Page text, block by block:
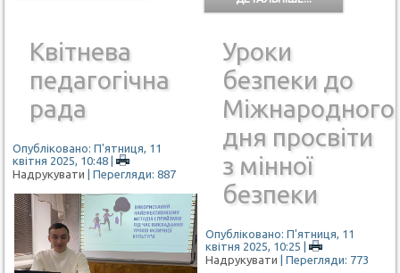
Квітнева
педагогічна
рада
Опубліковано: П'ятниця, 11
квітня 2025, 10:48 |
Надрукувати
| Перегляди: 887
Уроки
безпеки до
Міжнародного
дня просвіти
з мінної
безпеки
Опубліковано: П'ятниця, 11
квітня 2025, 10:25
Надрукувати
| Перегляди: 773